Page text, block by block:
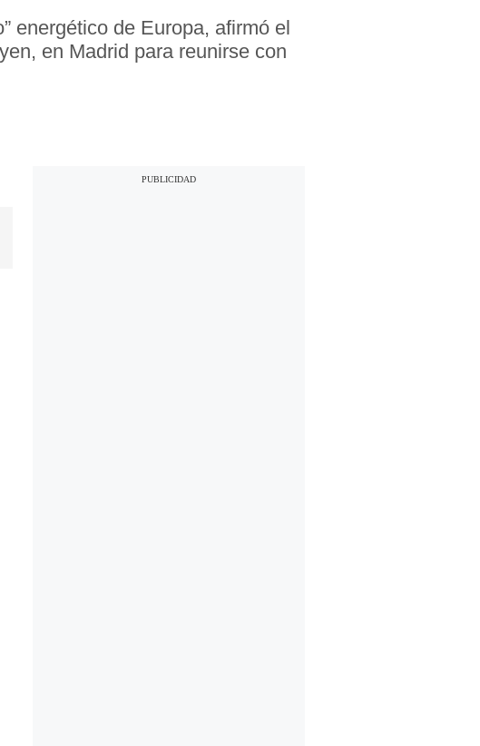
energético de Europa, afirmó el
en Madrid para reunirse con